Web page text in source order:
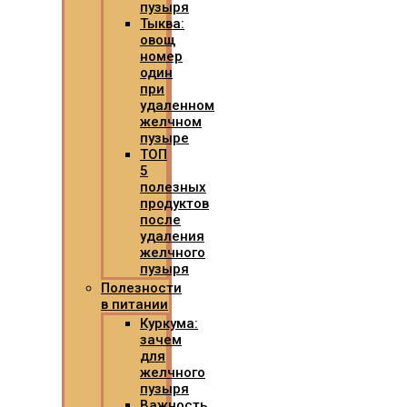
пузыря
Тыква:
овощ
номер
один
при
удаленном
желчном
пузыре
ТОП
5
полезных
продуктов
после
удаления
желчного
пузыря
Полезности
в питании
Куркума:
зачем
для
желчного
пузыря